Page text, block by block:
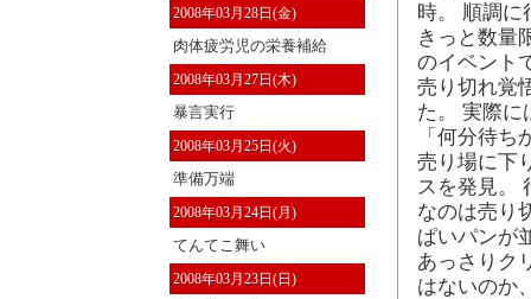
2008年03月28日(金)
肉体疲労児の栄養補給
2008年03月27日(木)
暴言実行
2008年03月25日(火)
準備万端
2008年03月24日(月)
てんてこ舞い
2008年03月23日(日)
時。 順調に
きっと数量
のイベント
売り切れ覚
た。 実際に
「何分待
売り場に下
スを発見。
なのは売り
ぱいパンが
あっさりク
はないのか